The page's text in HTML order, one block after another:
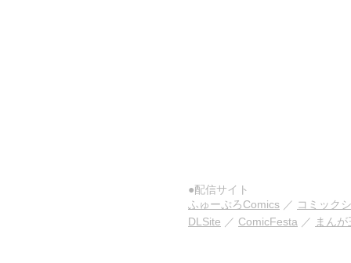
●配信サイト
ふゅーぷろComics ／ コミック
DLSite ／ ComicFesta ／ まん